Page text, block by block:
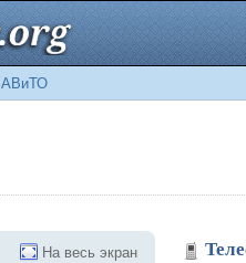
АВиТО
На весь экран